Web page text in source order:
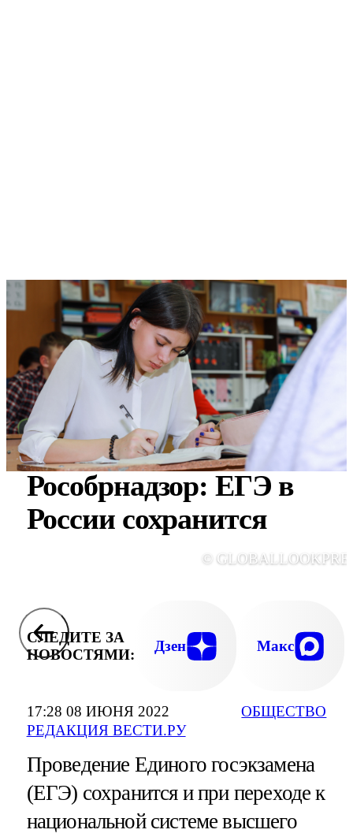
17:28 08 ИЮНЯ 2022
РЕДАКЦИЯ ВЕСТИ.РУ
ОБЩЕСТВО
Рособрнадзор: ЕГЭ в
России сохранится
©
СЛЕДИТЕ ЗА
НОВОСТЯМИ:
Дзен Макс
Проведение Единого госэкзамена
(ЕГЭ) сохранится и при переходе к
национальной системе высшего